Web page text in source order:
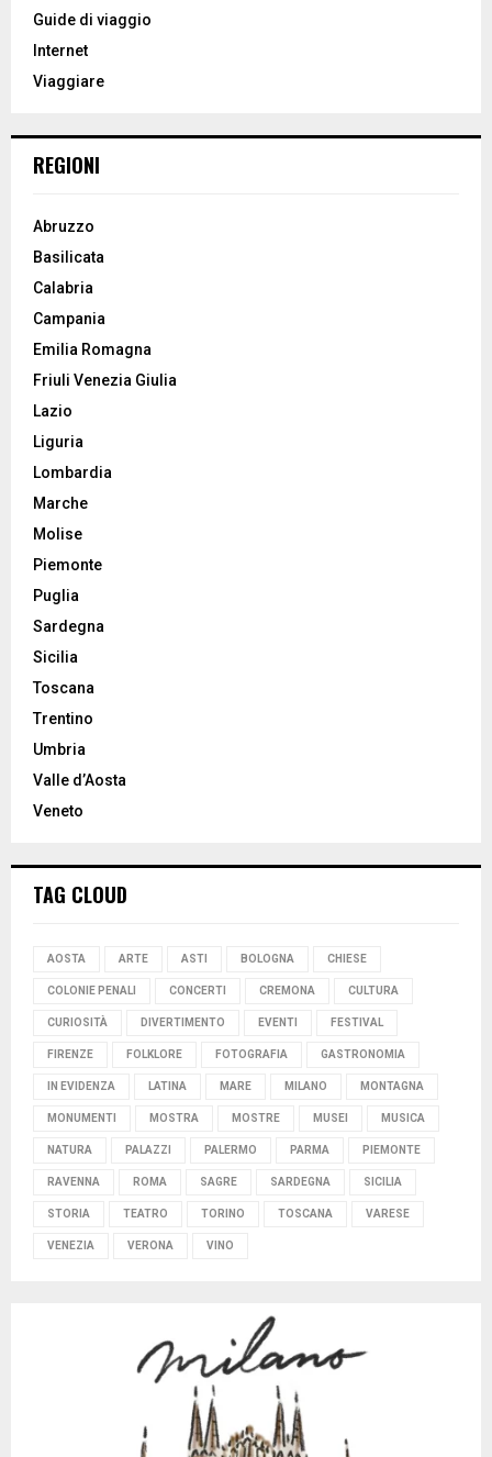
o
:
Guide di viaggio
Internet
Viaggiare
REGIONI
Abruzzo
Basilicata
Calabria
Campania
Emilia Romagna
Friuli Venezia Giulia
Lazio
Liguria
Lombardia
Marche
Molise
Piemonte
Puglia
Sardegna
Sicilia
Toscana
Trentino
Umbria
Valle d’Aosta
Veneto
TAG CLOUD
AOSTA ARTE ASTI BOLOGNA CHIESE
COLONIE PENALI CONCERTI CREMONA CULTURA
CURIOSITÀ DIVERTIMENTO EVENTI FESTIVAL
FIRENZE FOLKLORE FOTOGRAFIA GASTRONOMIA
IN EVIDENZA LATINA MARE MILANO MONTAGNA
MONUMENTI MOSTRA MOSTRE MUSEI MUSICA
NATURA PALAZZI PALERMO PARMA PIEMONTE
RAVENNA ROMA SAGRE SARDEGNA SICILIA
STORIA TEATRO TORINO TOSCANA VARESE
VENEZIA VERONA VINO